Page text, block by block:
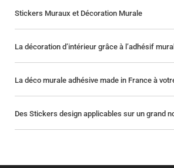
Stickers Muraux et Décoration Murale
La décoration d’intérieur grâce à l’adhésif mural
La déco murale adhésive made in France à
Des Stickers design applicables sur un grand